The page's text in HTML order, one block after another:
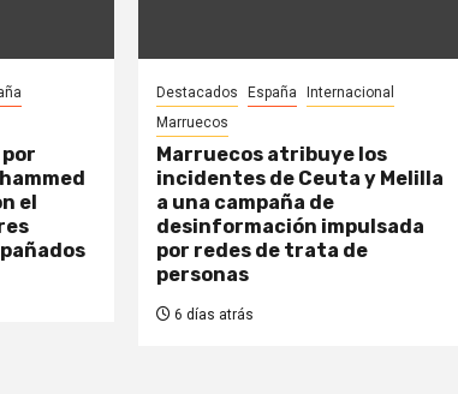
el
Destacados España
Internacional
Marruecos
Marruecos atribuye los
incidentes de Ceuta y Melilla
a una campaña de
desinformación impulsada
por redes de trata de
personas
6 días atrás